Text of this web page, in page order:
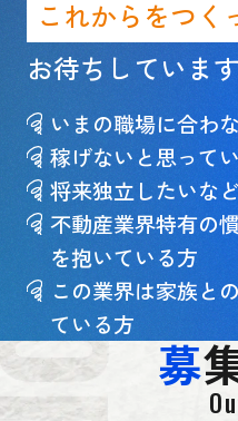
これからをつく
お待ちしています
いまの職場に合わ
稼げないと思って
将来独立したいな
不動産業界特有の
を抱いている方
この業界は家族と
ている方
募